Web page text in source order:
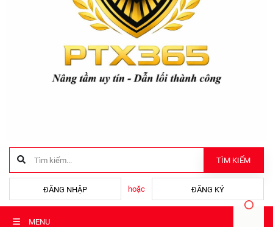
TÌM KIẾM
ĐĂNG NHẬP hoặc ĐĂNG KÝ
MENU